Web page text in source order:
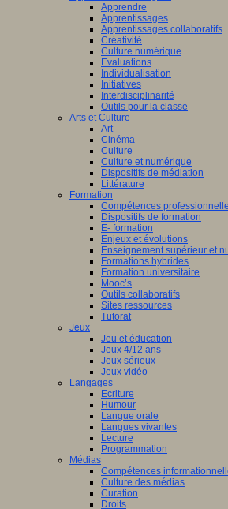
Apprendre
Apprentissages
Apprentissages collaboratifs
Créativité
Culture numérique
Evaluations
Individualisation
Initiatives
Interdisciplinarité
Outils pour la classe
Arts et Culture
Art
Cinéma
Culture
Culture et numérique
Dispositifs de médiation
Littérature
Formation
Compétences
Dispositifs de formation
E- formation
Enjeux et évolutions
Enseignement supérieur et
Formations hybrides
Formation universitaire
Mooc’s
Outils collaboratifs
Sites ressources
Tutorat
Jeux
Jeu et éducation
Jeux 4/12 ans
Jeux sérieux
Jeux vidéo
Langages
Ecriture
Humour
Langue orale
Langues vivantes
Lecture
Programmation
Médias
Compétences
Culture des médias
Curation
Droits